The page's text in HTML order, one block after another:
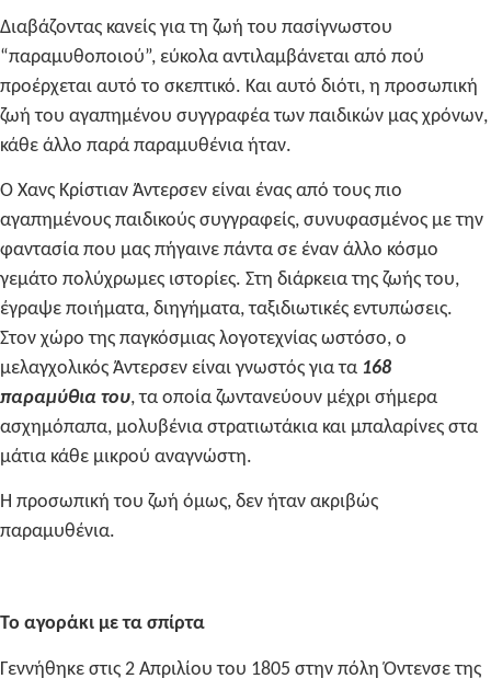
Διαβάζοντας κανείς για τη ζωή του πασίγνωστου
“παραμυθοποιού”, εύκολα αντιλαμβάνεται από πού
προέρχεται αυτό το σκεπτικό. Και αυτό διότι, η προσωπική
ζωή του αγαπημένου συγγραφέα των παιδικών μας χρόνων,
κάθε άλλο παρά παραμυθένια ήταν.
Ο Χανς Κρίστιαν Άντερσεν είναι ένας από τους πιο
αγαπημένους παιδικούς συγγραφείς, συνυφασμένος με την
φαντασία που μας πήγαινε πάντα σε έναν άλλο κόσμο
γεμάτο πολύχρωμες ιστορίες. Στη διάρκεια της ζωής του,
έγραψε ποιήματα, διηγήματα, ταξιδιωτικές εντυπώσεις.
Στον χώρο της παγκόσμιας λογοτεχνίας ωστόσο, ο
μελαγχολικός Άντερσεν είναι γνωστός για τα 168
παραμύθια του, τα οποία ζωντανεύουν μέχρι σήμερα
ασχημόπαπα, μολυβένια στρατιωτάκια και μπαλαρίνες στα
μάτια κάθε μικρού αναγνώστη.
Η προσωπική του ζωή όμως, δεν ήταν ακριβώς
παραμυθένια.
Το αγοράκι με τα σπίρτα
Γεννήθηκε στις 2 Απριλίου του 1805 στην πόλη Όντενσε της